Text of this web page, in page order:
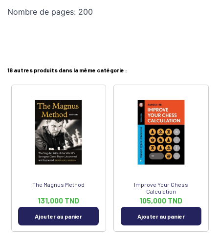
Nombre de pages: 200
16 autres produits dans la même catégorie :
The Magnus Method
131,000 TND
Ajouter au panier
Improve Your Chess
Calculation
105,000 TND
Ajouter au panier